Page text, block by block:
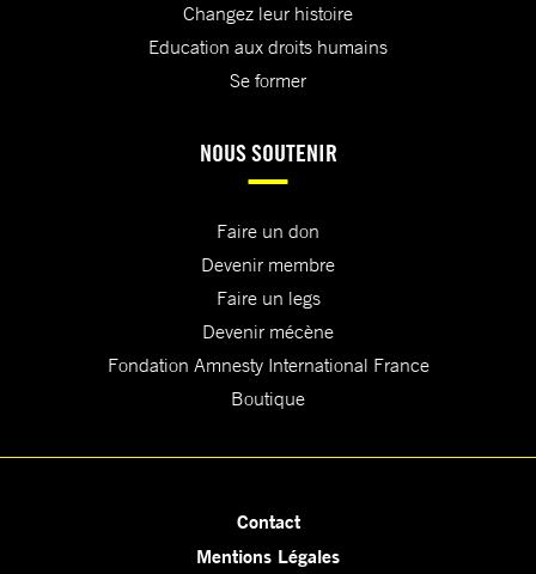
Changez leur histoire
Education aux droits humains
Se former
NOUS SOUTENIR
Faire un don
Devenir membre
Faire un legs
Devenir mécène
Fondation Amnesty International France
Boutique
Contact
Mentions Légales